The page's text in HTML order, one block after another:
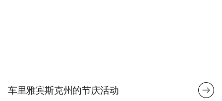
车里雅宾斯克州的节庆活动